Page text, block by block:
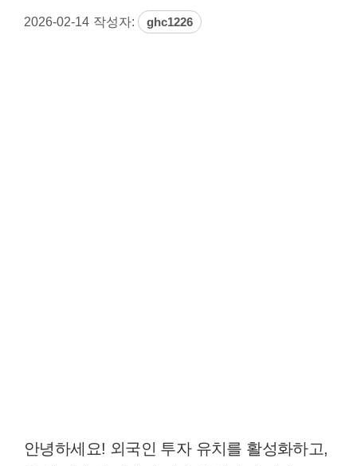
2026-02-14 작성자: ghc1226
안녕하세요! 외국인 투자 유치를 활성화하고,